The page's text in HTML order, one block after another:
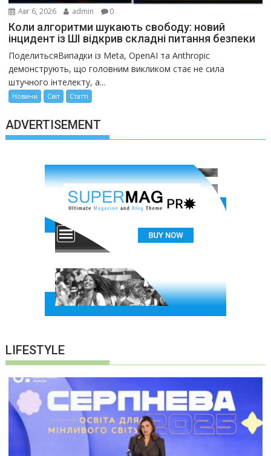
Авг 6, 2026 admin 0
Коли алгоритми шукають свободу: новий
інцидент із ШІ відкрив складні питання безпеки
ПоделитьсяВипадки із Meta, OpenAI та Anthropic
демонструють, що головним викликом стає не сила
штучного інтелекту, а...
Новини Світ Статті
ADVERTISEMENT
LIFESTYLE